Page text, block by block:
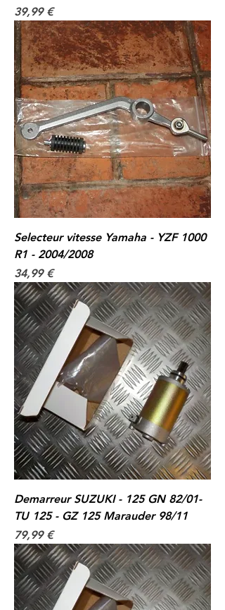
Prix
39,99 €
Selecteur vitesse Yamaha - YZF 1000
R1 - 2004/2008
Prix
34,99 €
Demarreur SUZUKI - 125 GN 82/01-
TU 125 - GZ 125 Marauder 98/11
Prix
79,99 €